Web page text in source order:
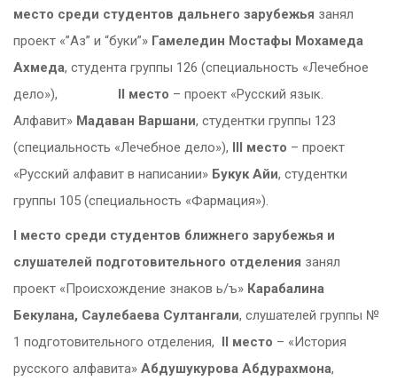
место среди студентов дальнего зарубежья занял
проект «”Аз” и “буки”» Гамеледин Мостафы Мохамеда
Ахмеда, студента группы 126 (специальность «Лечебное
дело»), II место – проект «Русский язык.
Алфавит» Мадаван Варшани, студентки группы 123
(специальность «Лечебное дело»), III место – проект
«Русский алфавит в написании» Букук Айи, студентки
группы 105 (специальность «Фармация»).
I место среди студентов ближнего зарубежья и
слушателей подготовительного отделения занял
проект «Происхождение знаков ь/ъ» Карабалина
Бекулана, Саулебаева Султангали, слушателей группы №
1 подготовительного отделения, II место – «История
русского алфавита» Абдушукурова Абдурахмона,